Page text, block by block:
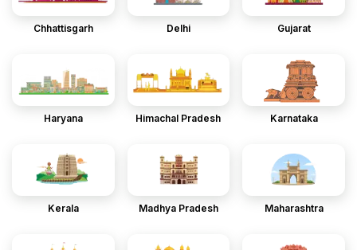
Chhattisgarh Delhi Gujarat
Haryana Himachal Pradesh Karnataka
Kerala Madhya Pradesh Maharashtra